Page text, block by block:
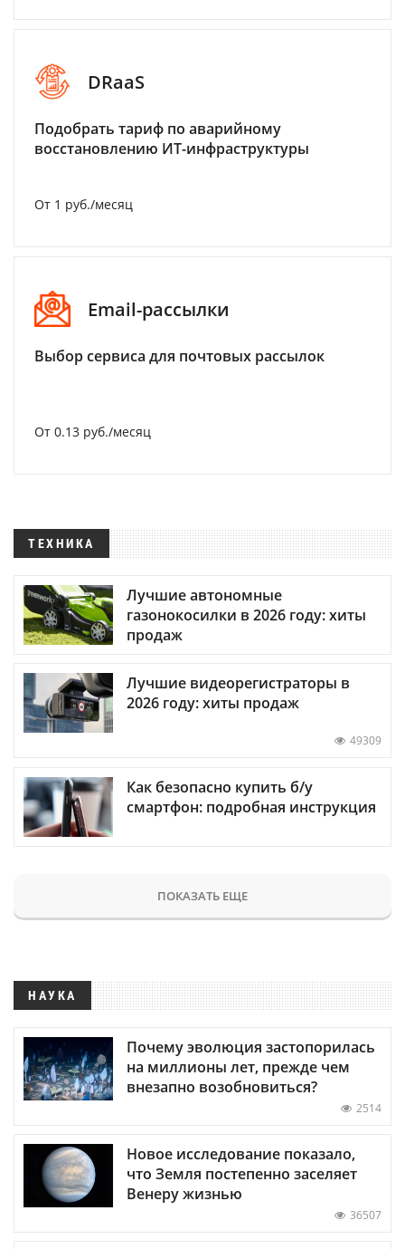
DRaaS
Подобрать тариф по аварийному
восстановлению ИТ-инфраструктуры
От 1 руб./месяц
Email-рассылки
Выбор сервиса для почтовых рассылок
От 0.13 руб./месяц
ТЕХНИКА
Лучшие автономные
газонокосилки в 2026 году: хиты
продаж
Лучшие видеорегистраторы в
2026 году: хиты продаж
49309
Как безопасно купить б/у
смартфон: подробная инструкция
ПОКАЗАТЬ ЕЩЕ
НАУКА
Почему эволюция застопорилась
на миллионы лет, прежде чем
внезапно возобновиться?
2514
Новое исследование показало,
что Земля постепенно заселяет
Венеру жизнью
36507